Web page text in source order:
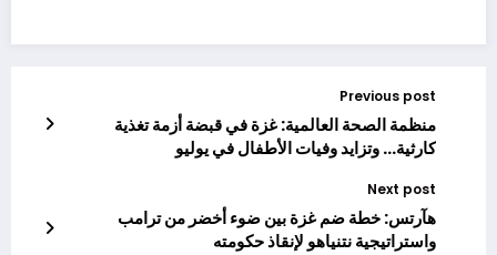
Previous post
منظمة الصحة العالمية: غزة في قبضة أزمة تغذية
كارثية… وتزايد وفيات الأطفال في يوليو
Next post
هآرتس: خطة ضم غزة بين ضوء أخضر من ترامب
واستراتيجية نتنياهو لإنقاذ حكومته